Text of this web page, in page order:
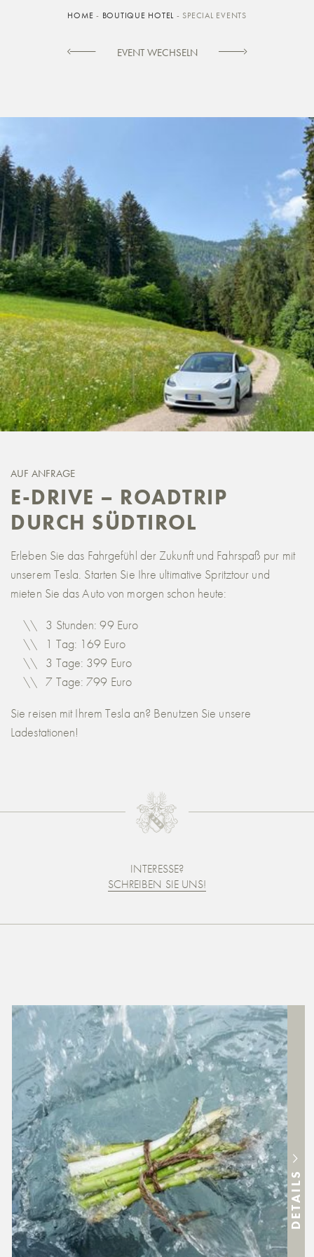
HOME - BOUTIQUE HOTEL -SPECIAL EVENTS
EVENT WECHSELN
AUF ANFRAGE
E-DRIVE – ROADTRIP
DURCH SÜDTIROL
Erleben Sie das Fahrgefühl der Zukunft und Fahrspaß pur mit
unserem Tesla. Starten Sie Ihre ultimative Spritztour und
mieten Sie das Auto von morgen schon heute:
3 Stunden: 99 Euro
1 Tag: 169 Euro
3 Tage: 399 Euro
7 Tage: 799 Euro
Sie reisen mit Ihrem Tesla an? Benutzen Sie unsere
Ladestationen!
INTERESSE?
SCHREIBEN SIE UNS!
DETAILS